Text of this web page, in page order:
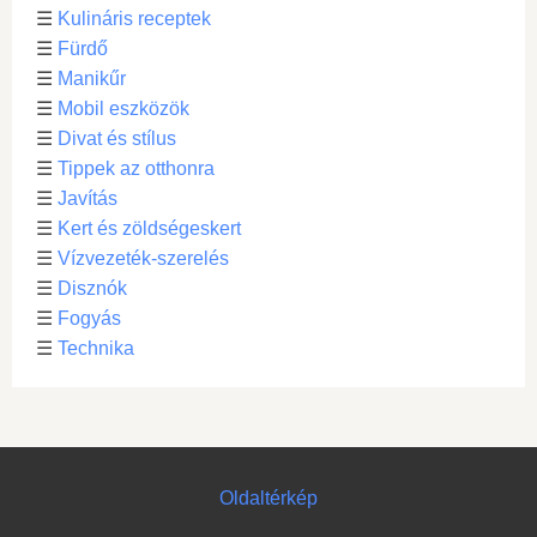
☰ Kulináris receptek
☰ Fürdő
☰ Manikűr
☰ Mobil eszközök
☰ Divat és stílus
☰ Tippek az otthonra
☰ Javítás
☰ Kert és zöldségeskert
☰ Vízvezeték-szerelés
☰ Disznók
☰ Fogyás
☰ Technika
Oldaltérkép